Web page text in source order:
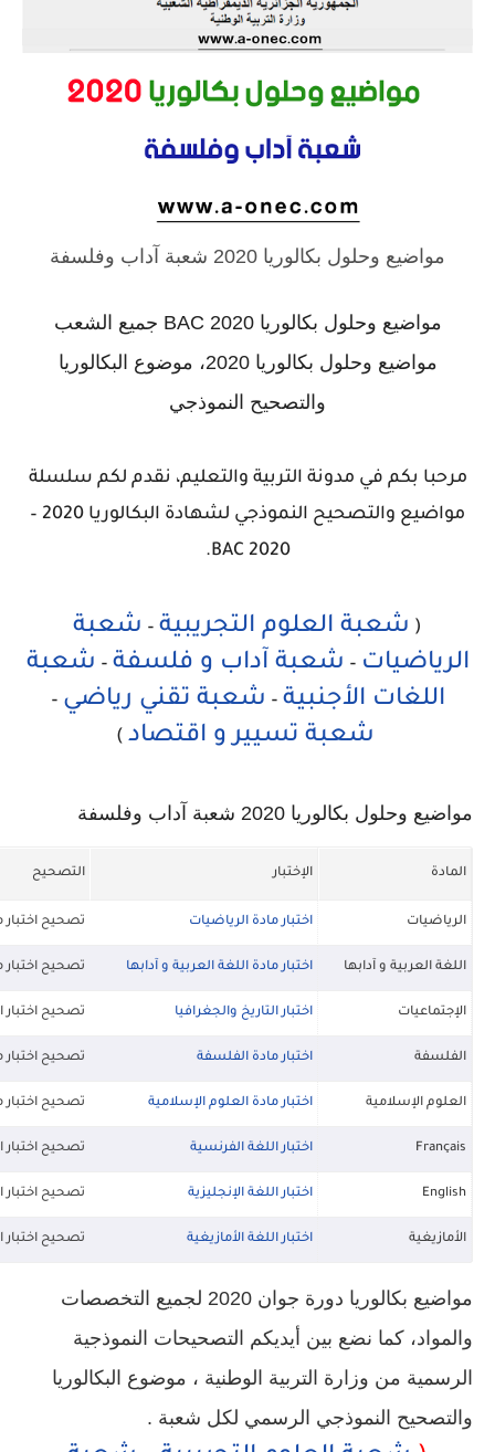
مواضيع وحلول بكالوريا 2020 شعبة آداب وفلسفة
مواضيع وحلول بكالوريا 2020 BAC جميع الشعب
مواضيع وحلول بكالوريا 2020، موضوع البكالوريا
والتصحيح النموذجي
مرحبا بكم في مدونة التربية والتعليم، نقدم لكم سلسلة
مواضيع والتصحيح النموذجي لشهادة البكالوريا 2020 –
BAC 2020.
( شعبة العلوم التجريبية – شعبة
الرياضيات – شعبة آداب و فلسفة – شعبة
اللغات الأجنبية – شعبة تقني رياضي –
شعبة تسيير و اقتصاد )
مواضيع وحلول بكالوريا 2020 شعبة آداب وفلسفة
المادة الإختبار التصحيح
الرياضيات اختبار مادة الرياضيات تصحيح اختبار
اللغة العربية و آدابها اختبار مادة اللغة العربية و آدابها تصحيح اختبار
الإجتماعيات اختبار التاريخ والجغرافيا تصحيح اختبار
الفلسفة اختبار مادة الفلسفة تصحيح اختبار
العلوم الإسلامية اختبار مادة العلوم الإسلامية تصحيح اختبار
Français اختبار اللغة الفرنسية تصحيح اختبار
English اختبار اللغة الإنجليزية تصحيح اختبار
الأمازيغية اختبار اللغة الأمازيغية تصحيح اختبار
مواضيع بكالوريا دورة جوان 2020 لجميع التخصصات
والمواد، كما نضع بين أيديكم التصحيحات النموذجية
الرسمية من وزارة التربية الوطنية ، موضوع البكالوريا
والتصحيح النموذجي الرسمي لكل شعبة .